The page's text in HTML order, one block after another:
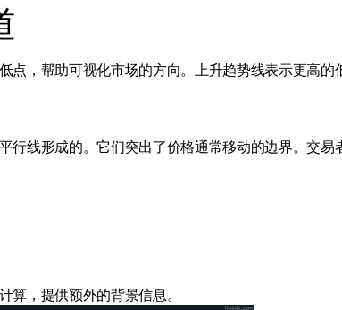
点，帮助可视化市场的方向。上升趋势线表示更高
行线形成的。它们突出了价格通常移动的边界。交易
算，提供额外的背景信息。